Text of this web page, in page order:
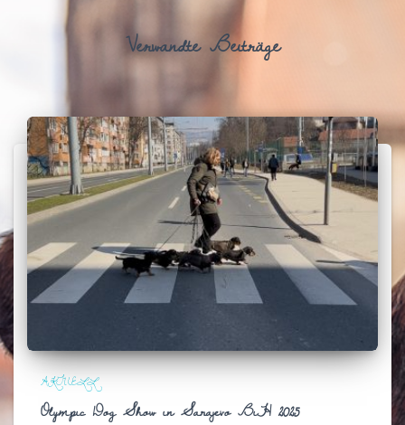
Verwandte Beiträge
AKTUELL
Olympic Dog Show in Sarajevo BiH 2025